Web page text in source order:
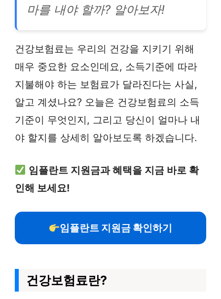
마를 내야 할까? 알아보자!
건강보험료는 우리의 건강을 지키기 위해
매우 중요한 요소인데요, 소득기준에 따라
지불해야 하는 보험료가 달라진다는 사실,
알고 계셨나요? 오늘은 건강보험료의 소득
기준이 무엇인지, 그리고 당신이 얼마나 내
야 할지를 상세히 알아보도록 하겠습니다.
임플란트 지원금과 혜택을 지금 바로 확
인해 보세요!
임플란트 지원금 확인하기
건강보험료란?